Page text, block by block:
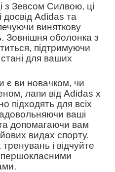
з Зевсом Силвою, ці
Adidas та
виняткову
Зовнішня оболонка з
підтримуючи
для ваших
є ви новачком, чи
лапи від Adidas x
підходять для всіх
ваші
допомагаючи вам
видах спорту.
і відчуйте
першокласними